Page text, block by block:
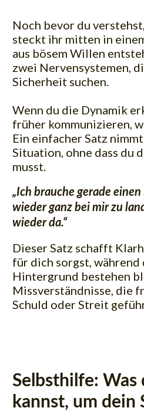
Noch bevor du
steckt ihr mitten in
aus bösem Willen
zwei Nervensystemen,
Sicherheit suchen.
Wenn du die Dynamik
früher kommunizieren,
Ein einfacher Satz
Situation, ohne dass du
musst.
„Ich brauche gerade
wieder ganz bei mir zu
wieder da.“
Dieser Satz schafft
für dich sorgst,
Hintergrund bestehen
Missverständnisse, die
Schuld oder Streit
Selbsthilfe: Was
kannst, um dein